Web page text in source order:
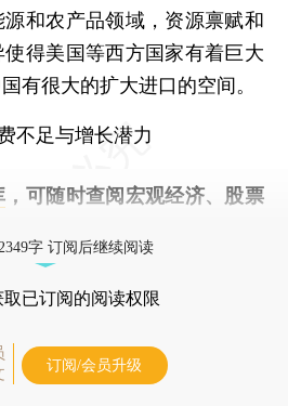
和农产品领域，资源禀赋和
得美国等西方国家有着巨大
有很大的扩大进口的空间。
不足与增长潜力
，可随时查阅宏观经济、股票
字 订阅后继续阅读
取已订阅的阅读权限
订阅/会员升级